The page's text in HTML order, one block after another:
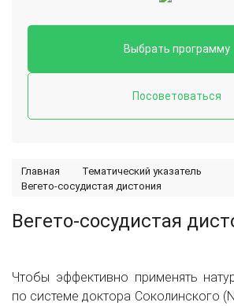
Выбрать программу
Посоветоваться
Главная
Тематический указатель
Вегето-сосудистая дистония
Вегето-сосудистая
Чтобы эффективно применять
по системе доктора Соколинского